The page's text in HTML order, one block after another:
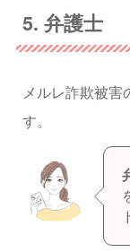
5. 弁護士
メルレ詐欺被害
す。